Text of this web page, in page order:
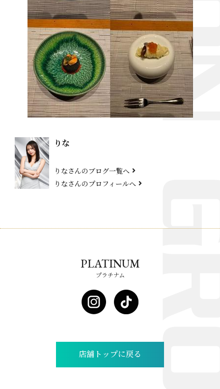
りな
りなさんのブログ一覧へ
りなさんのプロフィールへ
PLATINUM
プラチナム
店舗トップに戻る